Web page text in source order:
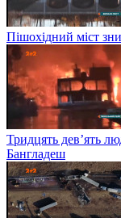
Пішохідний міст
Тридцять дев’ять
Бангладеш